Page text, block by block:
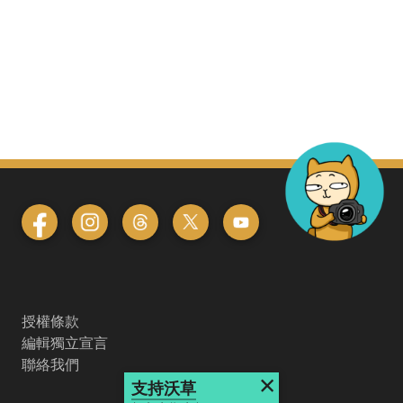
授權條款
編輯獨立宣言
聯絡我們
支持沃草 ×